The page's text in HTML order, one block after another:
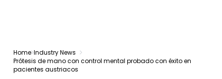
Home Industry News
Prótesis de mano con control mental probado con éxito en
pacientes austriacos